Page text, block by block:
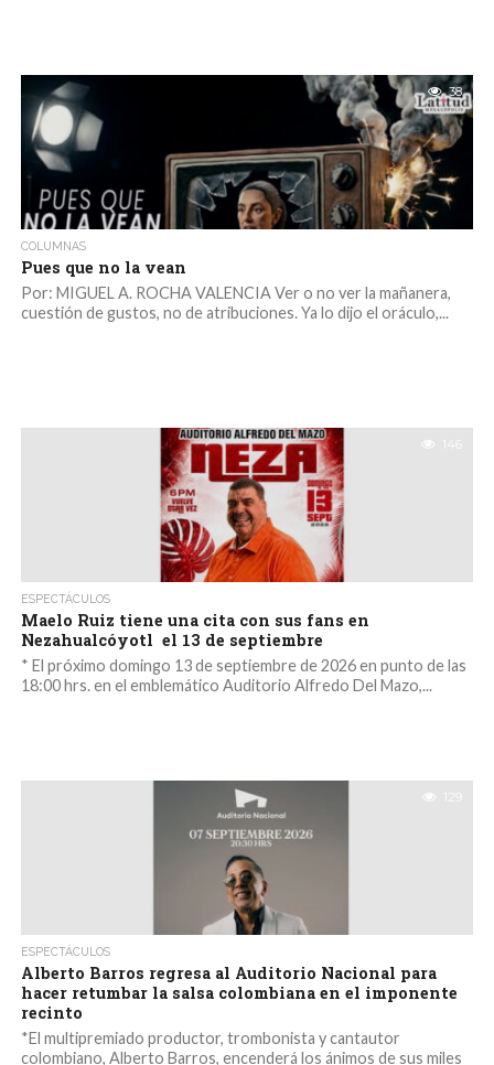
38
COLUMNAS
Pues que no la vean
Por: MIGUEL A. ROCHA VALENCIA Ver o no ver la mañanera,
cuestión de gustos, no de atribuciones. Ya lo dijo el oráculo,...
146
ESPECTÁCULOS
Maelo Ruiz tiene una cita con sus fans en
Nezahualcóyotl el 13 de septiembre
* El próximo domingo 13 de septiembre de 2026 en punto de las
18:00 hrs. en el emblemático Auditorio Alfredo Del Mazo,...
129
ESPECTÁCULOS
Alberto Barros regresa al Auditorio Nacional para
hacer retumbar la salsa colombiana en el imponente
recinto
*El multipremiado productor, trombonista y cantautor
colombiano, Alberto Barros, encenderá los ánimos de sus miles